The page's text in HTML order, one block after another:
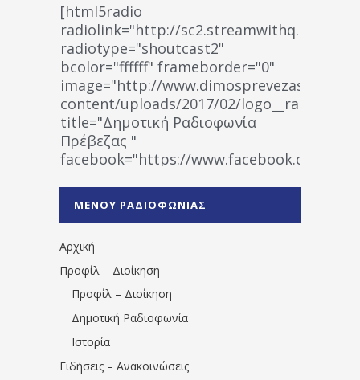
[html5radio
radiolink="http://
radiotype="shoutcast2"
bcolor="ffffff" frameborder="0"
image="http://www.dimosprevezas.gr/wp-
content/uploads/2017/02/
title="Δημοτική Ραδιοφωνία
Πρέβεζας "
facebook="https://www.facebook.com/
1531194763766854/" artist="" ]
ΜΕΝΟΥ ΡΑΔΙΟΦΩΝΙΑΣ
Αρχική
Προφίλ – Διοίκηση
Προφίλ – Διοίκηση
Δημοτική Ραδιοφωνία
Ιστορία
Ειδήσεις – Ανακοινώσεις